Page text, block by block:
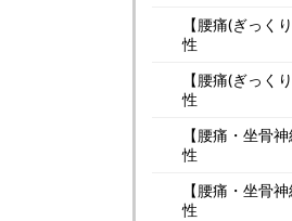
【腰痛(ぎっ
性
【腰痛(ぎっ
性
【腰痛・坐
性
【腰痛・坐
性